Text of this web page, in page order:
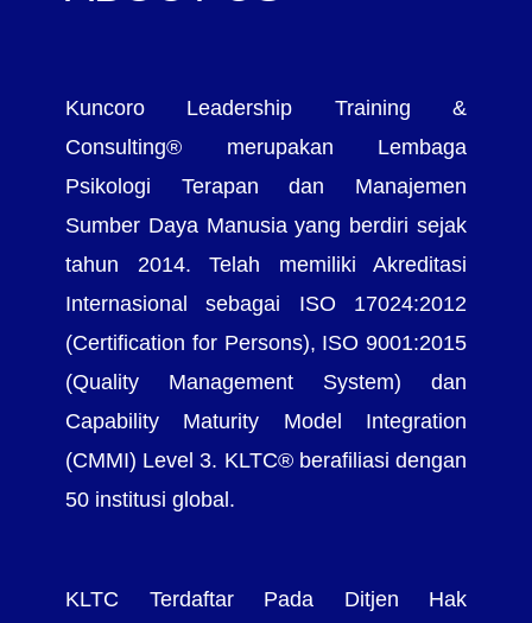
Kuncoro Leadership Training &
Consulting® merupakan Lembaga
Psikologi Terapan dan Manajemen
Sumber Daya Manusia yang berdiri sejak
tahun 2014. Telah memiliki Akreditasi
Internasional sebagai ISO 17024:2012
(Certification for Persons), ISO 9001:2015
(Quality Management System) dan
Capability Maturity Model Integration
(CMMI) Level 3. KLTC® berafiliasi dengan
50 institusi global.
KLTC Terdaftar Pada Ditjen Hak